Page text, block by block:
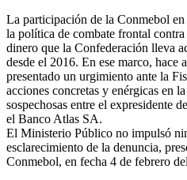
La participación de la Conmebol
la política de combate frontal
dinero que la Confederación lleva
desde el 2016. En ese marco, hace
presentado un urgimiento ante la
acciones concretas y enérgicas en
sospechosas entre el expresidente
el Banco Atlas SA.
El Ministerio Público no impulsó
esclarecimiento de la denuncia,
Conmebol, en fecha 4 de febrero